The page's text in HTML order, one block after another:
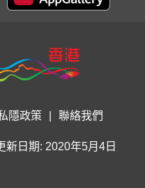
隱政策 聯絡我們
新日期: 2020年5月4日